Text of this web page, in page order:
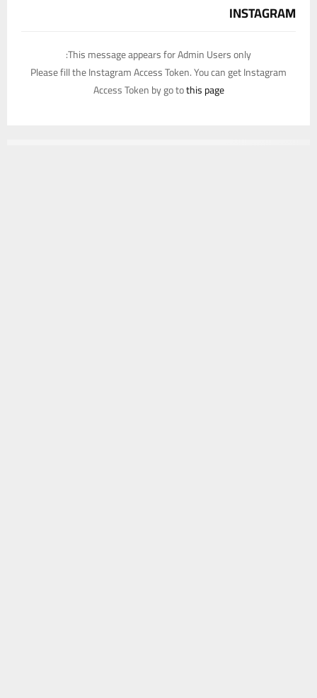
INSTAGRAM
This message appears for Admin Users only:
Please fill the Instagram Access Token. You can get Instagram
Access Token by go tothis page